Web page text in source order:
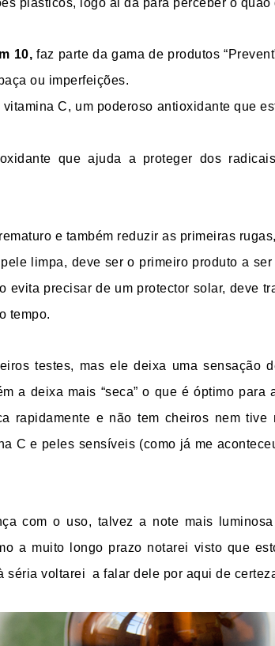
plásticos, logo ai dá para perceber o quão
10, faz parte da gama de produtos
ou imperfeições.
vitamina C, um poderoso antioxidante que
que ajuda a proteger dos
e também reduzir as primeiras
limpa, deve ser o primeiro produto a
evita precisar de um protector solar, deve
tempo.
testes, mas ele deixa uma sensação
a deixa mais “seca” o que é óptimo para
rapidamente e não tem cheiros nem tive
C e peles sensíveis (como já me
com o uso, talvez a note mais
a muito longo prazo notarei visto que
séria voltarei a falar dele por aqui de